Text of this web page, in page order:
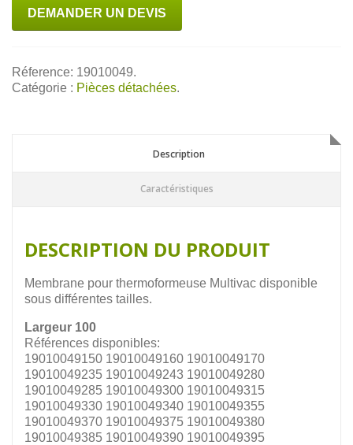
DEMANDER UN DEVIS
Réference: 19010049.
Catégorie : Pièces détachées.
Description
Description
Caractéristiques
DESCRIPTION DU PRODUIT
Membrane pour thermoformeuse Multivac disponible
sous différentes tailles.
Largeur 100
Références disponibles:
19010049150 19010049160 19010049170
19010049235 19010049243 19010049280
19010049285 19010049300 19010049315
19010049330 19010049340 19010049355
19010049370 19010049375 19010049380
19010049385 19010049390 19010049395